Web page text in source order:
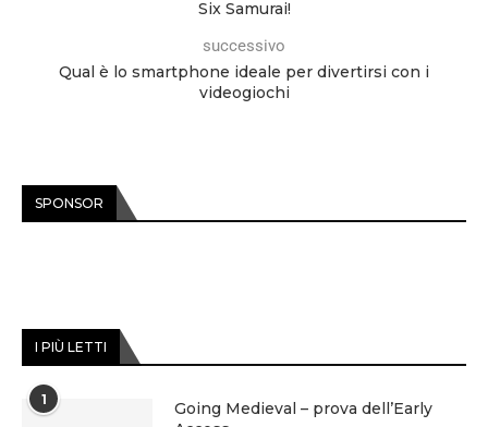
Six Samurai!
successivo
Qual è lo smartphone ideale per divertirsi con i
videogiochi
SPONSOR
I PIÙ LETTI
1
Going Medieval – prova dell’Early